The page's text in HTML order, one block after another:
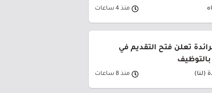
منذ 4 ساعات
تعلن فتح التقديم في
(لنا) منذ 8 ساعات